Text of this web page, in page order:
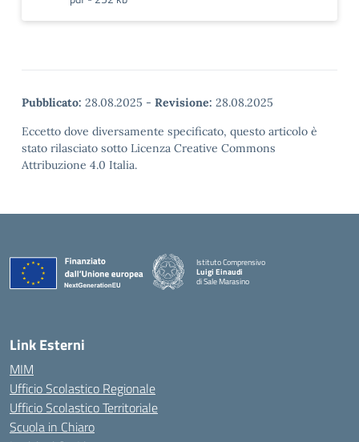
Pubblicato: 28.08.2025 - Revisione: 28.08.2025
Eccetto dove diversamente specificato, questo articolo è
stato rilasciato sotto Licenza Creative Commons
Attribuzione 4.0 Italia.
Istituto Comprensivo
Luigi Einaudi
di Sale Marasino
Link Esterni
MIM
Ufficio Scolastico Regionale
Ufficio Scolastico Territoriale
Scuola in Chiaro